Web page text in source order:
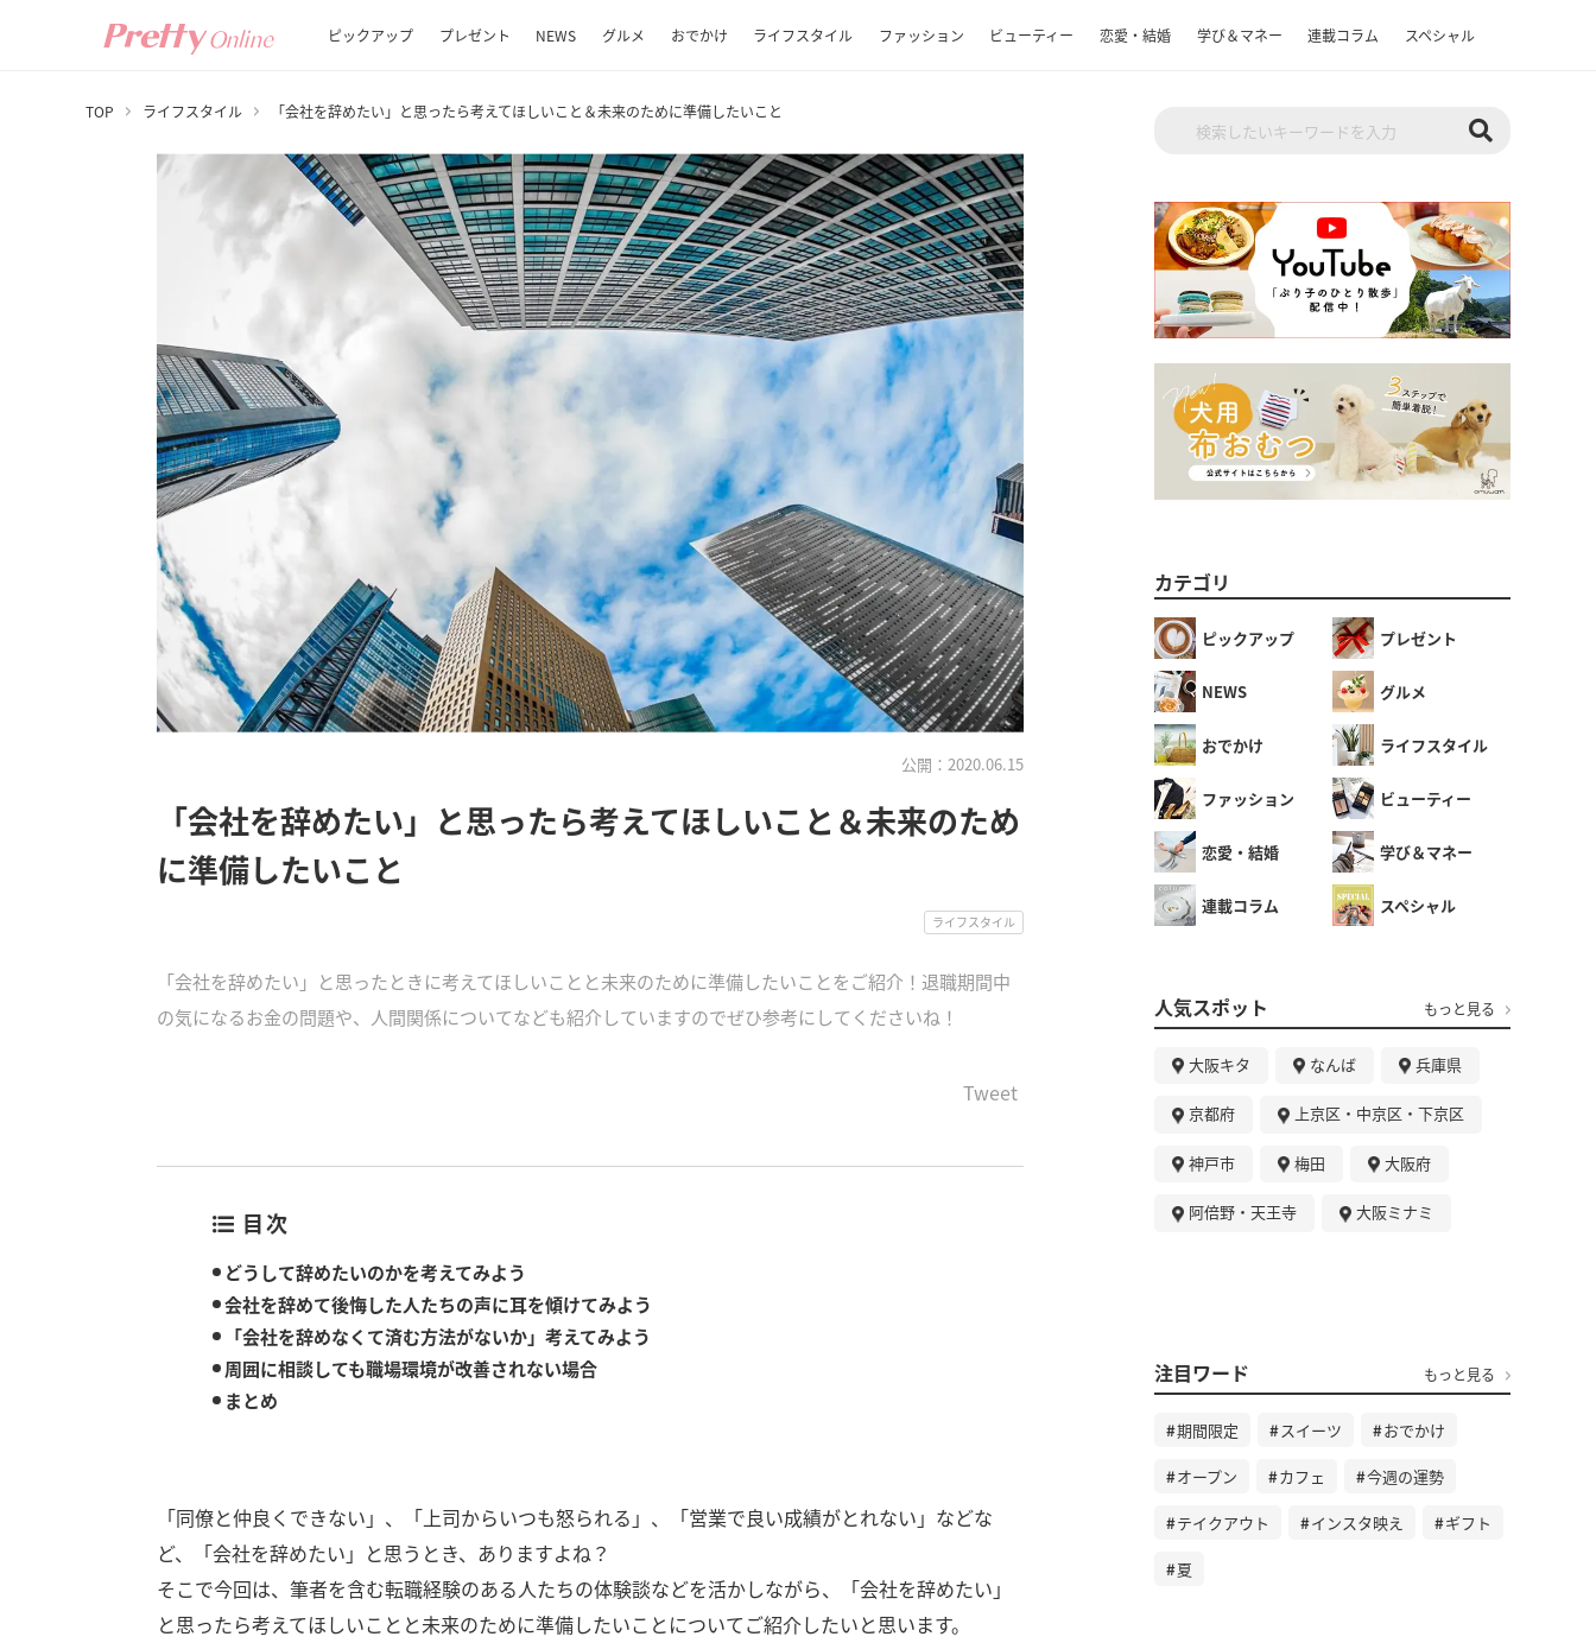
ピックアップ プレゼント NEWS グルメ おでかけ ライフスタイル ファッション ビューティー 恋愛・結婚 学び＆マネー 連載コラム スペシャル
TOP ライフスタイル 「会社を辞めたい」と思ったら考えてほしいこと＆未来のために準備したいこと
公開：2020.06.15
「会社を辞めたい」と思ったら考えてほしいこと＆未来のため
に準備したいこと
ライフスタイル
「会社を辞めたい」と思ったときに考えてほしいことと未来のために準備したいことをご紹介！退職期間中
の気になるお金の問題や、人間関係についてなども紹介していますのでぜひ参考にしてくださいね！
Tweet
目次
どうして辞めたいのかを考えてみよう
会社を辞めて後悔した人たちの声に耳を傾けてみよう
「会社を辞めなくて済む方法がないか」考えてみよう
周囲に相談しても職場環境が改善されない場合
まとめ
「同僚と仲良くできない」、「上司からいつも怒られる」、「営業で良い成績がとれない」などな
ど、「会社を辞めたい」と思うとき、ありますよね？
そこで今回は、筆者を含む転職経験のある人たちの体験談などを活かしながら、「会社を辞めたい」
と思ったら考えてほしいことと未来のために準備したいことについてご紹介したいと思います。
カテゴリ
ピックアップ プレゼント
NEWS グルメ
おでかけ ライフスタイル
ファッション ビューティー
恋愛・結婚 学び＆マネー
連載コラム スペシャル
人気スポット もっと見る
大阪キタ なんば 兵庫県
京都府 上京区・中京区・下京区
神戸市 梅田 大阪府
阿倍野・天王寺 大阪ミナミ
注目ワード もっと見る
期間限定 スイーツ おでかけ
オープン カフェ 今週の運勢
テイクアウト インスタ映え ギフト
夏